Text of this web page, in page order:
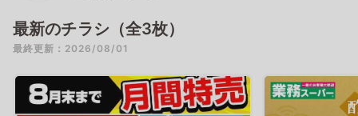
最新のチラシ（全3枚）
最終更新：2026/08/01